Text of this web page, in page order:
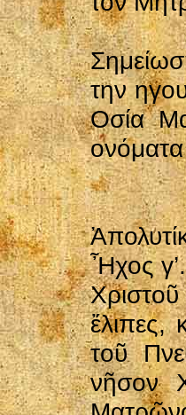
την
Οσία
Ἦχος
ἔλιπες,
τοῦ
νῆσον